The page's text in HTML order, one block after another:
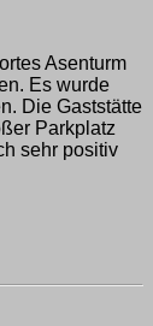
Asenturm
Es wurde
Die Gaststätte
Parkplatz
sehr positiv